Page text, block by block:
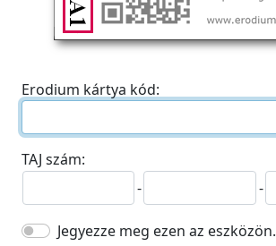
Erodium kártya kód:
TAJ szám:
-
-
Jegyezze meg ezen az eszközön.